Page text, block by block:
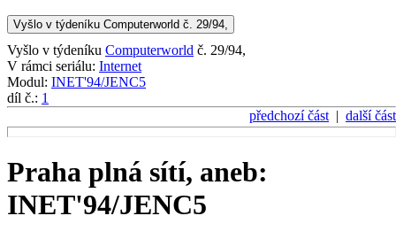
Vyšlo v týdeníku Computerworld č. 29/94,
Vyšlo v týdeníku Computerworld č. 29/94,
V rámci seriálu: Internet
Modul: INET'94/JENC5
díl č.: 1
předchozí část | další část
Praha plná sítí, aneb:
INET'94/JENC5